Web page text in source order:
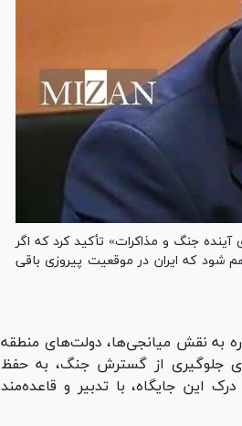
جنگ و مذاکرات» تأکید کرد که اگر
شود که ایران در موقعیت پیروزی باقی
به نقش میانجی‌ها، دولت‌های منطقه
جلوگیری از گسترش جنگ، به حفظ
این جایگاه، با تدبیر و قاعده‌مند